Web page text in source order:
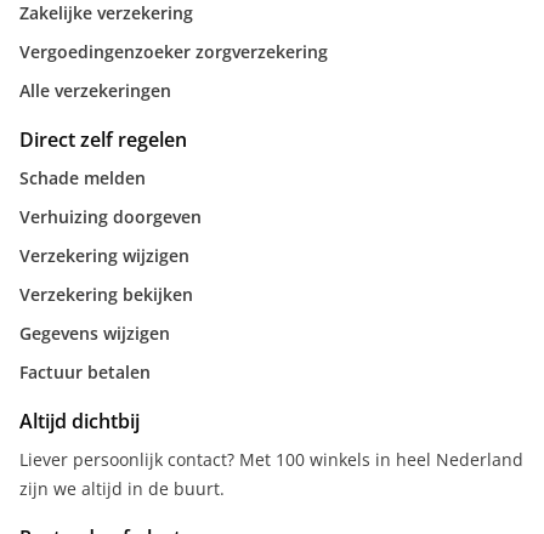
Zakelijke verzekering
Vergoedingenzoeker zorgverzekering
Alle verzekeringen
Direct zelf regelen
Schade melden
Verhuizing doorgeven
Verzekering wijzigen
Verzekering bekijken
Gegevens wijzigen
Factuur betalen
Altijd dichtbij
Liever persoonlijk contact? Met 100 winkels in heel Nederland
zijn we altijd in de buurt.